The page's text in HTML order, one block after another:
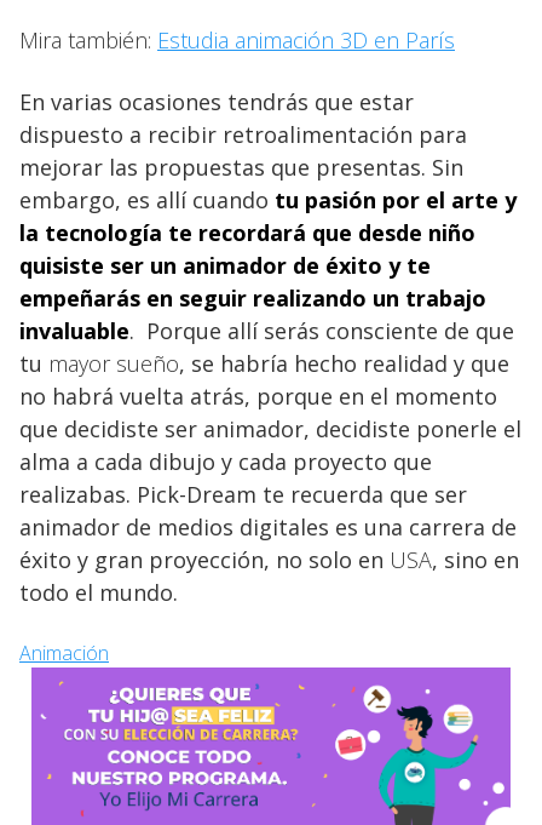
Mira también: Estudia animación 3D en París
En varias ocasiones tendrás que estar
dispuesto a recibir retroalimentación para
mejorar las propuestas que presentas. Sin
embargo, es allí cuando tu pasión por el arte y
la tecnología te recordará que desde niño
quisiste ser un animador de éxito y te
empeñarás en seguir realizando un trabajo
invaluable. Porque allí serás consciente de que
tu mayor sueño, se habría hecho realidad y que
no habrá vuelta atrás, porque en el momento
que decidiste ser animador, decidiste ponerle el
alma a cada dibujo y cada proyecto que
realizabas. Pick-Dream te recuerda que ser
animador de medios digitales es una carrera de
éxito y gran proyección, no solo en USA, sino en
todo el mundo.
Animación